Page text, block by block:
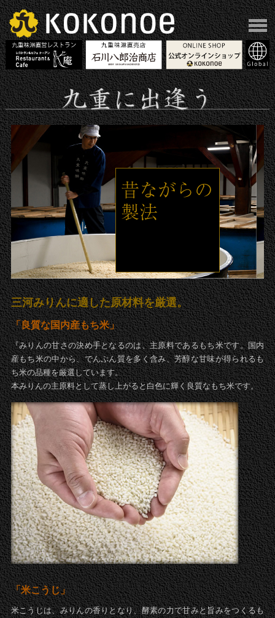
三河みりんに適した原材料を厳選。
「良質な国内産もち米」
『みりんの甘さの決め手となるのは、主原料であるもち米です。国内
産もち米の中から、でんぷん質を多く含み、芳醇な甘味が得られるも
ち米の品種を厳選しています。
本みりんの主原料として蒸し上がると白色に輝く良質なもち米です。
「米こうじ」
米こうじは、みりんの香りとなり、酵素の力で甘みと旨みをつくるも